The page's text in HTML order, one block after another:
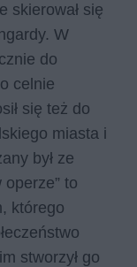
skierował się
W
do
celnie
się też do
miasta i
był ze
to
którego
stworzył go